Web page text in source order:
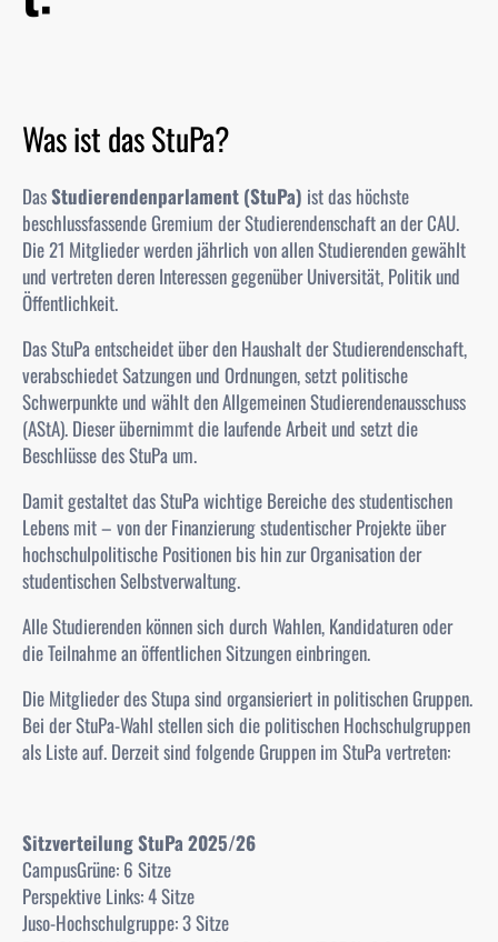
Was ist das StuPa?
DasStudierendenparlament (StuPa) ist das höchste
beschlussfassende Gremium der Studierendenschaft an der CAU.
Die 21 Mitglieder werden jährlich von allen Studierenden gewählt
und vertreten deren Interessen gegenüber Universität, Politik und
Öffentlichkeit.
DasStuPa entscheidet über den Haushalt der Studierendenschaft,
verabschiedet Satzungen und Ordnungen, setzt politische
Schwerpunkte und wählt denAllgemeinen Studierendenausschuss
(AStA). Dieser übernimmt die laufende Arbeit und setzt die
Beschlüsse desStuPa um.
Damit gestaltet dasStuPa wichtige Bereiche des studentischen
Lebens mit – von der Finanzierung studentischer Projekte über
hochschulpolitische Positionen bis hin zur Organisation der
studentischen Selbstverwaltung.
Alle Studierenden können sich durch Wahlen, Kandidaturen oder
die Teilnahme an öffentlichen Sitzungen einbringen.
Die Mitglieder desStupa sind organsieriert in politischen Gruppen.
Bei der StuPa-Wahl stellen sich die politischen Hochschulgruppen
als Liste auf. Derzeit sind folgende Gruppen im StuPa vertreten:
Sitzverteilung StuPa 2025/26
CampusGrüne: 6 Sitze
Perspektive Links: 4 Sitze
Juso-Hochschulgruppe: 3 Sitze